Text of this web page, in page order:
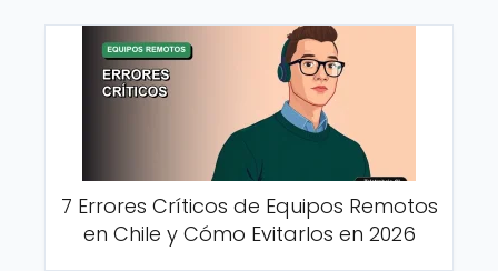
7 Errores Críticos de Equipos Remotos
en Chile y Cómo Evitarlos en 2026